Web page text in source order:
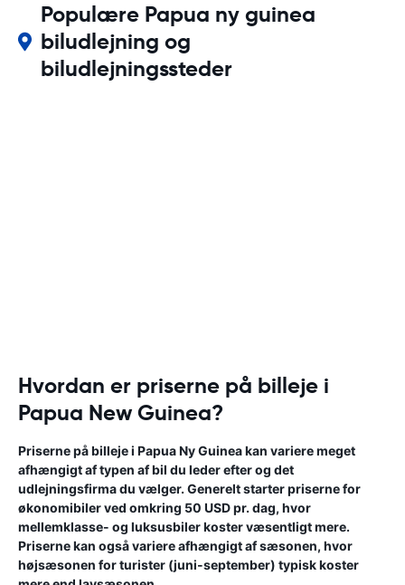
Populære Papua ny guinea
biludlejning og
biludlejningssteder
Hvordan er priserne på billeje i
Papua New Guinea?
Priserne på billeje i Papua Ny Guinea kan variere meget
afhængigt af typen af bil du leder efter og det
udlejningsfirma du vælger. Generelt starter priserne for
økonomibiler ved omkring 50 USD pr. dag, hvor
mellemklasse- og luksusbiler koster væsentligt mere.
Priserne kan også variere afhængigt af sæsonen, hvor
højsæsonen for turister (juni-september) typisk koster